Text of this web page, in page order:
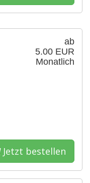
ab
5.00 EUR
Monatlich
Jetzt bestellen